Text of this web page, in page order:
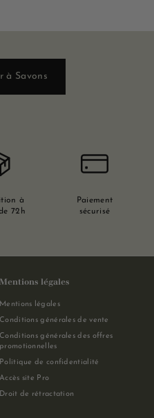
à Savons
à
72h
Paiement
sécurisé
Mentions légales
Mentions légales
Conditions générales de vente
Conditions générales des offres
promotionnelles
Politique de confidentialité
Accès site Pro
Droit de rétractation